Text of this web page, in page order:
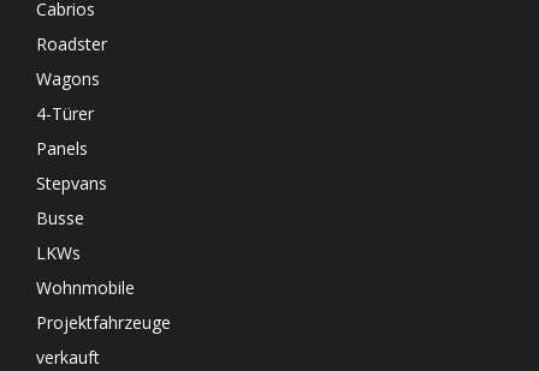
Cabrios
Roadster
Wagons
4-Türer
Panels
Stepvans
Busse
LKWs
Wohnmobile
Projektfahrzeuge
verkauft